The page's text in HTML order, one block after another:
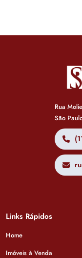
Rua
São
Links Rápidos
Home
Imóveis à Venda